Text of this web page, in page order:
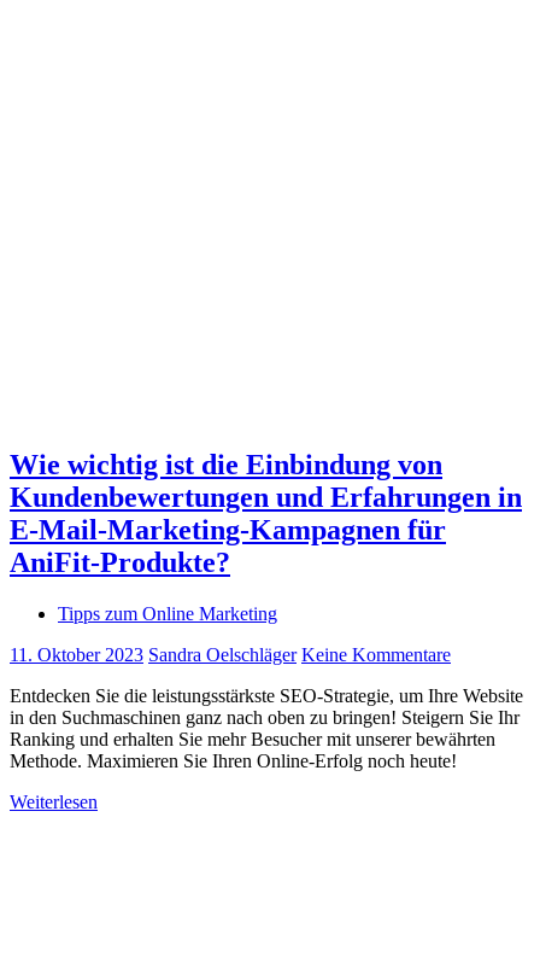
Wie wichtig ist die Einbindung von
Kundenbewertungen und Erfahrungen in
E-Mail-Marketing-Kampagnen für
AniFit-Produkte?
Tipps zum Online Marketing
11. Oktober 2023 Sandra Oelschläger Keine Kommentare
Entdecken Sie die leistungsstärkste SEO-Strategie, um Ihre Website
in den Suchmaschinen ganz nach oben zu bringen! Steigern Sie Ihr
Ranking und erhalten Sie mehr Besucher mit unserer bewährten
Methode. Maximieren Sie Ihren Online-Erfolg noch heute!
Weiterlesen